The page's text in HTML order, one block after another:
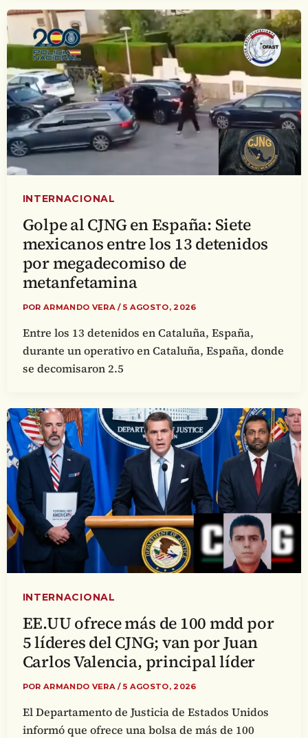
INTERNACIONAL
Golpe al CJNG en España: Siete
mexicanos entre los 13 detenidos
por megadecomiso de
metanfetamina
POR ARMANDO VERA/5 AGOSTO, 2026
Entre los 13 detenidos en Cataluña, España,
durante un operativo en Cataluña, España, donde
se decomisaron 2.5
INTERNACIONAL
EE.UU ofrece más de 100 mdd por
5 líderes del CJNG; van por Juan
Carlos Valencia, principal líder
POR ARMANDO VERA/5 AGOSTO, 2026
El Departamento de Justicia de Estados Unidos
informó que ofrece una bolsa de más de 100